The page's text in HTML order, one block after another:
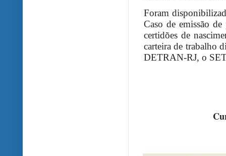
Foram
Caso de emissão
certidões de
carteira de trabalho
DETRAN-RJ, o